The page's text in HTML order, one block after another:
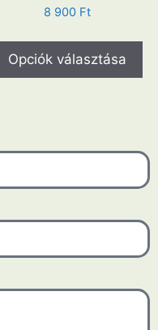
8 900 Ft
Opciók választása